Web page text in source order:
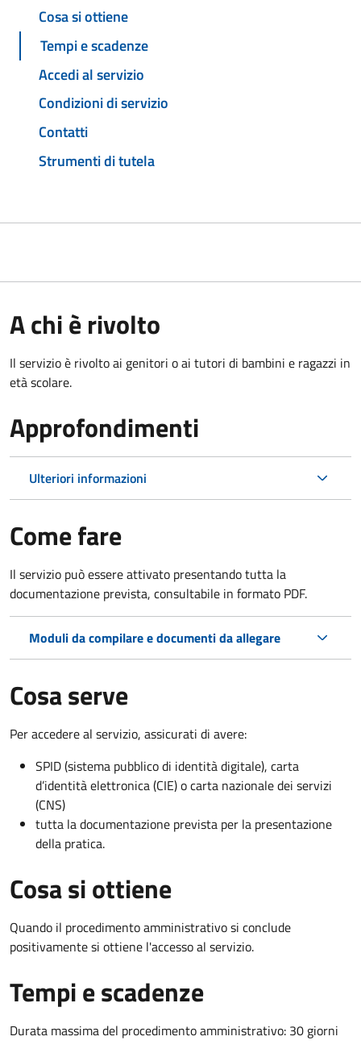
Cosa si ottiene
Tempi e scadenze
Accedi al servizio
Condizioni di servizio
Contatti
Strumenti di tutela
A chi è rivolto
Il servizio è rivolto ai genitori o ai tutori di bambini e ragazzi in
età scolare.
Approfondimenti
Ulteriori informazioni
Come fare
Il servizio può essere attivato presentando tutta la
documentazione prevista, consultabile in formato PDF.
Moduli da compilare e documenti da allegare
Cosa serve
Per accedere al servizio, assicurati di avere:
SPID (sistema pubblico di identità digitale), carta
d’identità elettronica (CIE) o carta nazionale dei servizi
(CNS)
tutta la documentazione prevista per la presentazione
della pratica.
Cosa si ottiene
Quando il procedimento amministrativo si conclude
positivamente si ottiene l'accesso al servizio.
Tempi e scadenze
Durata massima del procedimento amministrativo: 30 giorni